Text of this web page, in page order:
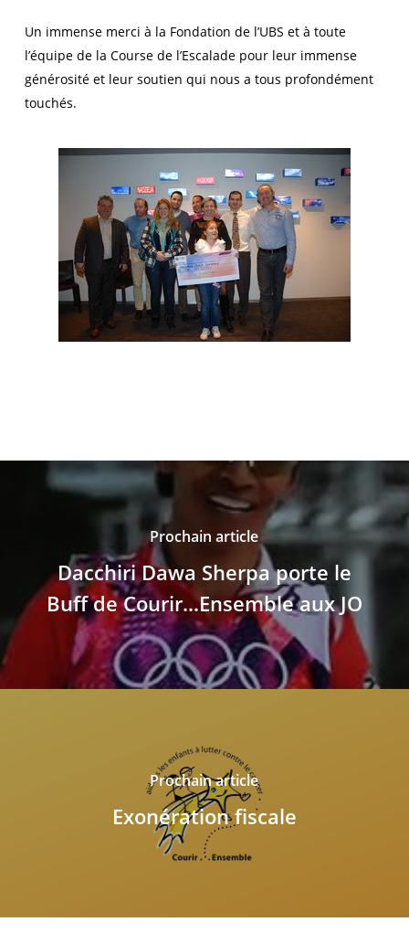
Un immense merci à la Fondation de l’UBS et à toute
l’équipe de la Course de l’Escalade pour leur immense
générosité et leur soutien qui nous a tous profondément
touchés.
Prochain article
Dacchiri Dawa Sherpa porte le
Buff de Courir...Ensemble aux JO
Prochain article
Exonération fiscale